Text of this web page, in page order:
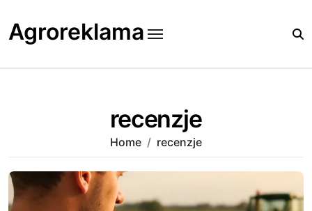
content
Agroreklama
recenzje
Home recenzje